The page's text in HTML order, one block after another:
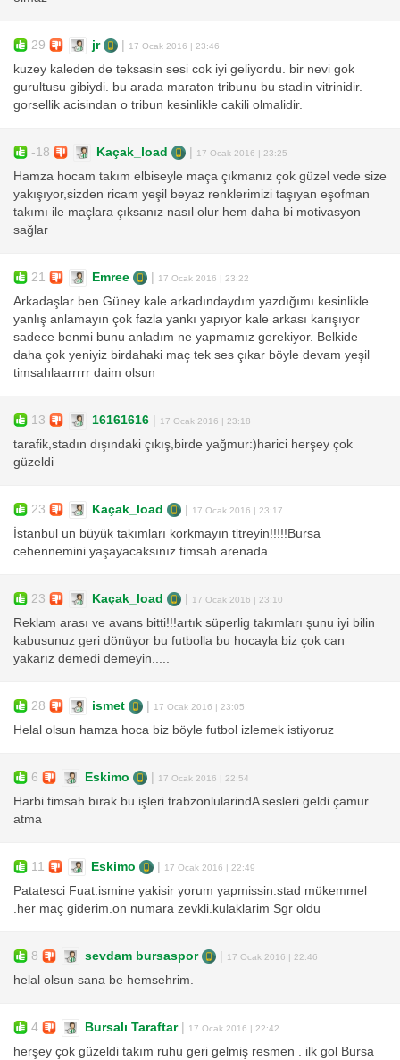
29 jr 17 Ocak 2016 | 23:46
kuzey kaleden de teksasin sesi cok iyi geliyordu. bir nevi gok
gurultusu gibiydi. bu arada maraton tribunu bu stadin vitrinidir.
gorsellik acisindan o tribun kesinlikle cakili olmalidir.
-18 Kaçak_load 17 Ocak 2016 | 23:25
Hamza hocam takım elbiseyle maça çıkmanız çok güzel vede size
yakışıyor,sizden ricam yeşil beyaz renklerimizi taşıyan eşofman
takımı ile maçlara çıksanız nasıl olur hem daha bi motivasyon
sağlar
21 Emree 17 Ocak 2016 | 23:22
Arkadaşlar ben Güney kale arkadındaydım yazdığımı kesinlikle
yanlış anlamayın çok fazla yankı yapıyor kale arkası karışıyor
sadece benmi bunu anladım ne yapmamız gerekiyor. Belkide
daha çok yeniyiz birdahaki maç tek ses çıkar böyle devam yeşil
timsahlaarrrrr daim olsun
13 16161616 17 Ocak 2016 | 23:18
tarafik,stadın dışındaki çıkış,birde yağmur:)harici herşey çok
güzeldi
23 Kaçak_load 17 Ocak 2016 | 23:17
İstanbul un büyük takımları korkmayın titreyin!!!!!Bursa
cehennemini yaşayacaksınız timsah arenada........
23 Kaçak_load 17 Ocak 2016 | 23:10
Reklam arası ve avans bitti!!!artık süperlig takımları şunu iyi bilin
kabusunuz geri dönüyor bu futbolla bu hocayla biz çok can
yakarız demedi demeyin.....
28 ismet 17 Ocak 2016 | 23:05
Helal olsun hamza hoca biz böyle futbol izlemek istiyoruz
6 Eskimo 17 Ocak 2016 | 22:54
Harbi timsah.bırak bu işleri.trabzonlularindA sesleri geldi.çamur
atma
11 Eskimo 17 Ocak 2016 | 22:49
Patatesci Fuat.ismine yakisir yorum yapmissin.stad mükemmel
.her maç giderim.on numara zevkli.kulaklarim Sgr oldu
8 sevdam bursaspor 17 Ocak 2016 | 22:46
helal olsun sana be hemsehrim.
4 Bursalı Taraftar| 17 Ocak 2016 | 22:42
herşey çok güzeldi takım ruhu geri gelmiş resmen . ilk gol Bursa